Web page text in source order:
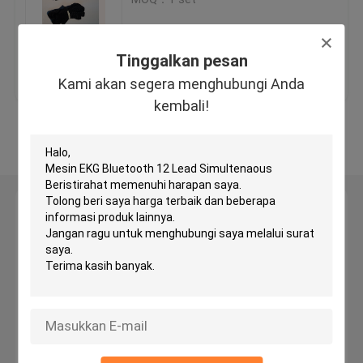
Tinggalkan pesan
Kami akan segera menghubungi Anda
kembali!
Mesin EKG iPad
Mesin EKG Seluler
Mesin EKG Rumah
Mesin EKG Digital
Harga terbaik Hubungi kami
Tinggalkan pesan
Kami akan segera menghubungi Anda kembali!